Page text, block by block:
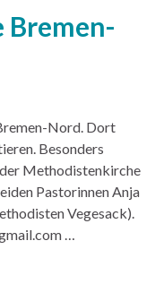
Bremen-
Nord. Dort
Besonders
Methodistenkirche
Pastorinnen Anja
Vegesack).
…